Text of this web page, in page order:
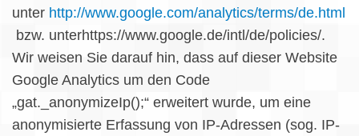
unter http://www.google.com/analytics/terms/de.html
bzw. unterhttps://www.google.de/intl/de/policies/.
Wir weisen Sie darauf hin, dass auf dieser Website
Google Analytics um den Code
„gat._anonymizeIp();“ erweitert wurde, um eine
anonymisierte Erfassung von IP-Adressen (sog. IP-